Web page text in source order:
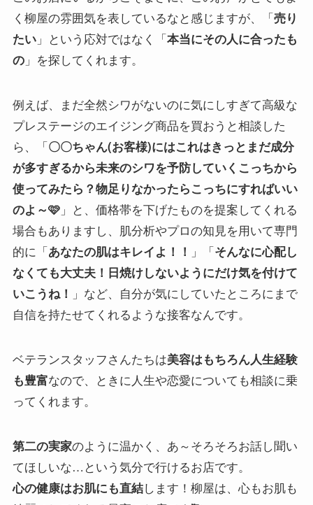
く柳屋の雰囲気を表しているなと感じますが、「売り
たい」という応対ではなく「本当にその人に合ったも
の」を探してくれます。
例えば、まだ全然シワがないのに気にしすぎて高級な
プレステージのエイジング商品を買おうと相談した
ら、「〇〇ちゃん(お客様)にはこれはきっとまだ成分
が多すぎるから未来のシワを予防していくこっちから
使ってみたら？物足りなかったらこっちにすればいい
のよ～🩷」と、価格帯を下げたものを提案してくれる
場合もありますし、肌分析やプロの知見を用いて専門
的に「あなたの肌はキレイよ！！ 」「そんなに心配し
なくても大丈夫！日焼けしないようにだけ気を付けて
いこうね！ 」など、自分が気にしていたところにまで
自信を持たせてくれるような接客なんです。
ベテランスタッフさんたちは美容はもちろん人生経験
も豊富なので、ときに人生や恋愛についても相談に乗
ってくれます。
第二の実家のように温かく、あ～そろそろお話し聞い
てほしいな…という気分で行けるお店です。
心の健康はお肌にも直結します！柳屋は、心もお肌も